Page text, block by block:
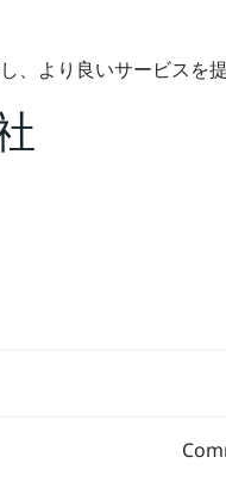
、より良いサービス